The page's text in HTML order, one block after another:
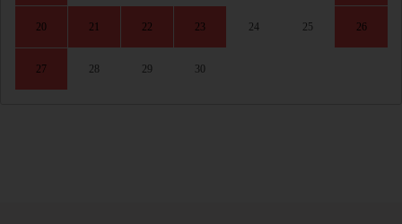
20 21 22 23 24 25 26
27 28 29 30